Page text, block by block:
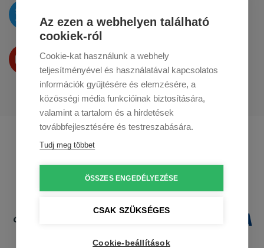
Az ezen a webhelyen található
cookiek-ról
Cookie-kat használunk a webhely
teljesítményével és használatával kapcsolatos
információk gyűjtésére és elemzésére, a
közösségi média funkcióinak biztosítására,
valamint a tartalom és a hirdetések
továbbfejlesztésére és testreszabására.
Tudj meg többet
ÖSSZES ENGEDÉLYEZÉSE
CSAK SZÜKSÉGES
Cookie-beállítások
a Twitterentesszük közzé
Termékeinket
a Youtube-on is bemutatjuk
Profikuchar.sk
Profikuchař.cz